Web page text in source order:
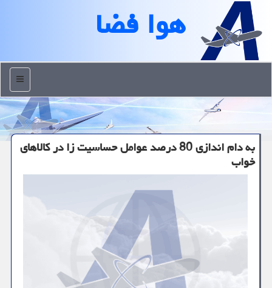
هوا فضا
منو
به دام اندازی 80 درصد عوامل حساسیت زا در كالاهای
خواب